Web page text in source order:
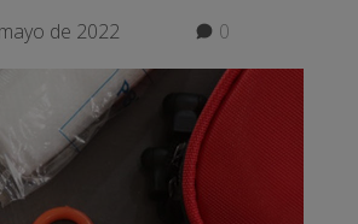
de 2022 0